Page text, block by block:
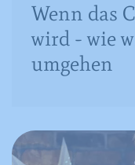
Wenn das
wird - wie
umgehen